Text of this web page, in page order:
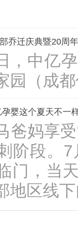
迁庆典暨20周
，中亿
园（成
婴这个夏天不一
爸妈享
阶段。
门，当
地区线